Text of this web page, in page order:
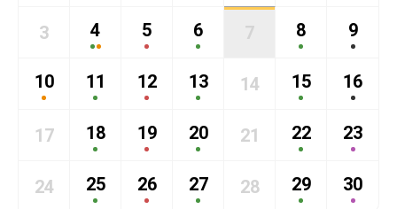
3 4 5 6 7 8 9
10 11 12 13 14 15 16
17 18 19 20 21 22 23
24 25 26 27 28 29 30